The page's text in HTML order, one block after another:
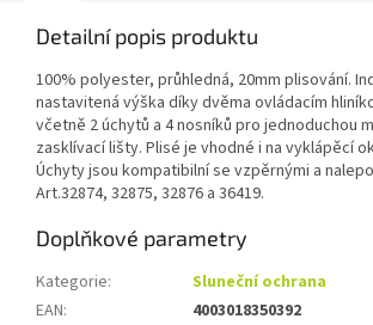
Detailní popis produktu
100% polyester, průhledná, 20mm plisování.
nastavitená výška díky dvěma ovládacím
včetně 2 úchytů a 4 nosníků pro jednoduchou
zasklívací lišty. Plisé je vhodné i na vyklápěcí
Úchyty jsou kompatibilní se vzpěrnými a
Art.32874, 32875, 32876 a 36419.
Doplňkové parametry
Kategorie:
Sluneční ochrana
EAN:
4003018350392